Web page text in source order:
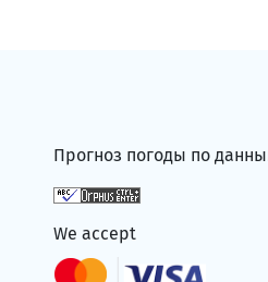
Прогноз погоды по
We accept